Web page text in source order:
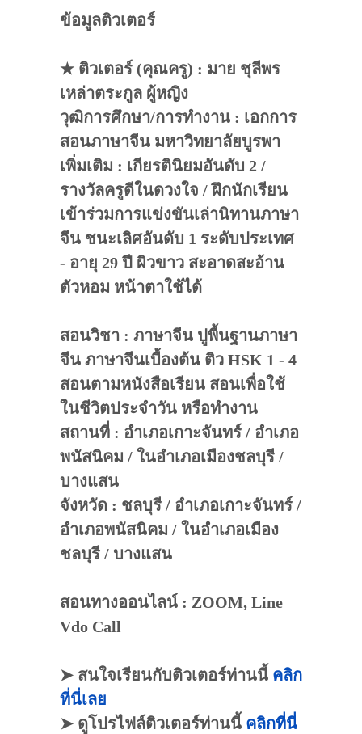
ข้อมูลติวเตอร์
★ ติวเตอร์ (คุณครู) : มาย ชุลีพร
เหล่าตระกูล ผู้หญิง
วุฒิการศึกษา/การทำงาน : เอกการ
สอนภาษาจีน มหาวิทยาลัยบูรพา
เพิ่มเติม : เกียรตินิยมอันดับ 2 /
รางวัลครูดีในดวงใจ / ฝึกนักเรียน
เข้าร่วมการแข่งขันเล่านิทานภาษา
จีน ชนะเลิศอันดับ 1 ระดับประเทศ
- อายุ 29 ปี ผิวขาว สะอาดสะอ้าน
ตัวหอม หน้าตาใช้ได้
สอนวิชา : ภาษาจีน ปูพื้นฐานภาษา
จีน ภาษาจีนเบื้องต้น ติว HSK 1 - 4
สอนตามหนังสือเรียน สอนเพื่อใช้
ในชีวิตประจำวัน หรือทำงาน
สถานที่ : อำเภอเกาะจันทร์ / อำเภอ
พนัสนิคม / ในอำเภอเมืองชลบุรี /
บางแสน
จังหวัด : ชลบุรี / อำเภอเกาะจันทร์ /
อำเภอพนัสนิคม / ในอำเภอเมือง
ชลบุรี / บางแสน
สอนทางออนไลน์ : ZOOM, Line
Vdo Call
➤ สนใจเรียนกับติวเตอร์ท่านนี้ คลิก
ที่นี่เลย
➤ ดูโปรไฟล์ติวเตอร์ท่านนี้ คลิกที่นี่